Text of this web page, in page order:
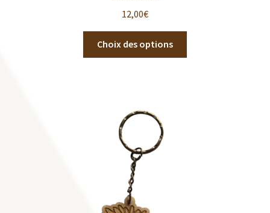
5
12,00€
Choix des options